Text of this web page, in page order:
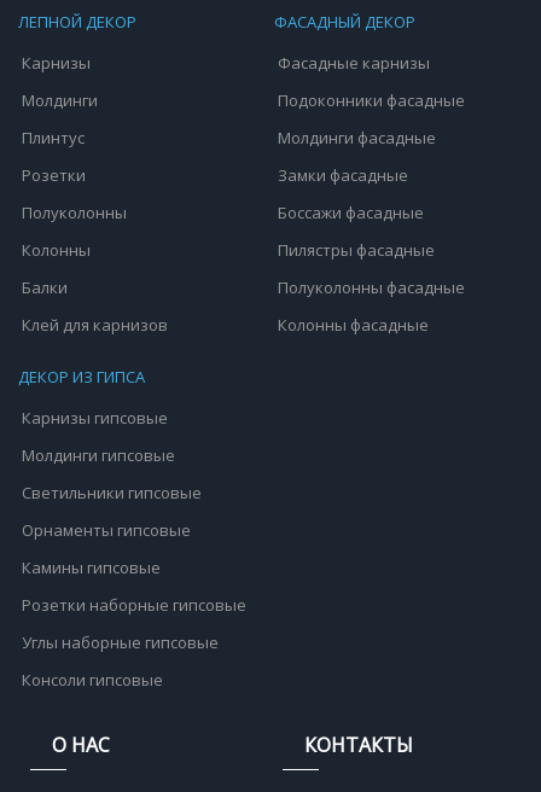
ЛЕПНОЙ ДЕКОР
Карнизы
Молдинги
Плинтус
Розетки
Полуколонны
Колонны
Балки
Клей для карнизов
ФАСАДНЫЙ ДЕКОР
Фасадные карнизы
Подоконники фасадные
Молдинги фасадные
Замки фасадные
Боссажи фасадные
Пилястры фасадные
Полуколонны фасадные
Колонны фасадные
ДЕКОР ИЗ ГИПСА
Карнизы гипсовые
Молдинги гипсовые
Светильники гипсовые
Орнаменты гипсовые
Камины гипсовые
Розетки наборные гипсовые
Углы наборные гипсовые
Консоли гипсовые
О НАС КОНТАКТЫ